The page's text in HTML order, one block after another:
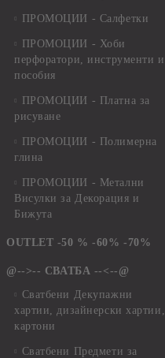
ПРОМОЦИИ - Салфетки
ПРОМОЦИИ - Хоби
перфоратори, инструменти и
пособия
ПРОМОЦИИ - Платна за
рисуване
ПРОМОЦИИ - Полимерна
глина
ПРОМОЦИИ - Метални
Висулки за Декорация и
Бижута
OUTLET -50 % -60% -70%
@-->-- СВАТБА --<--@
Сватбени Декупажни
хартии, дизайнерски хартии,
картони
Сватбени Предмети за